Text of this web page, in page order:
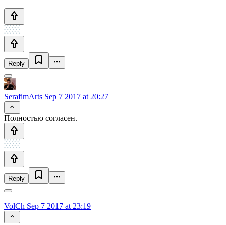
Reply
SerafimArts Sep 7 2017 at 20:27
Полностью согласен.
Reply
VolCh Sep 7 2017 at 23:19